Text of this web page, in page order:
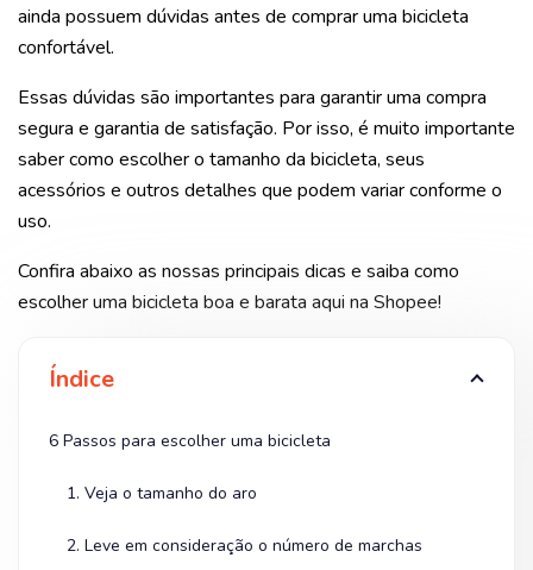
ainda possuem dúvidas antes de comprar uma bicicleta
confortável.
Essas dúvidas são importantes para garantir uma compra
segura e garantia de satisfação. Por isso, é muito importante
saber como escolher o tamanho da bicicleta, seus
acessórios e outros detalhes que podem variar conforme o
uso.
Confira abaixo as nossas principais dicas e saiba como
escolher uma bicicleta boa e barata aqui na Shopee!
Índice
6 Passos para escolher uma bicicleta
1. Veja o tamanho do aro
2. Leve em consideração o número de marchas